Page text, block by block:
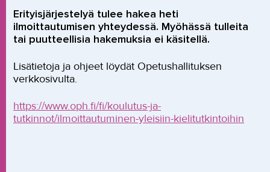
Erityisjärjestelyä tulee hakea heti
ilmoittautumisen yhteydessä. Myöhässä tulleita
tai puutteellisia hakemuksia ei käsitellä.
Lisätietoja ja ohjeet löydät Opetushallituksen
verkkosivulta.
https://www.oph.fi/fi/koulutus-ja-
tutkinnot/ilmoittautuminen-yleisiin-kielitutkintoihin